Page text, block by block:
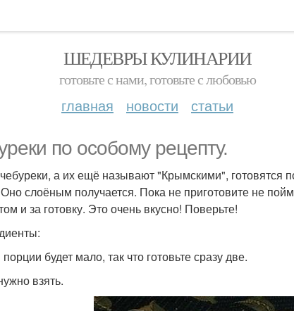
ШЕДЕВРЫ КУЛИНАРИИ
готовьте с нами, готовьте с любовью
главная новости статьи
по особому рецепту.
а их ещё называют "Крымскими", готовятся
слоёным получается. Пока не приготовите не
и за готовку. Это очень вкусно! Поверьте!
будет мало, так что готовьте сразу две.
взять.